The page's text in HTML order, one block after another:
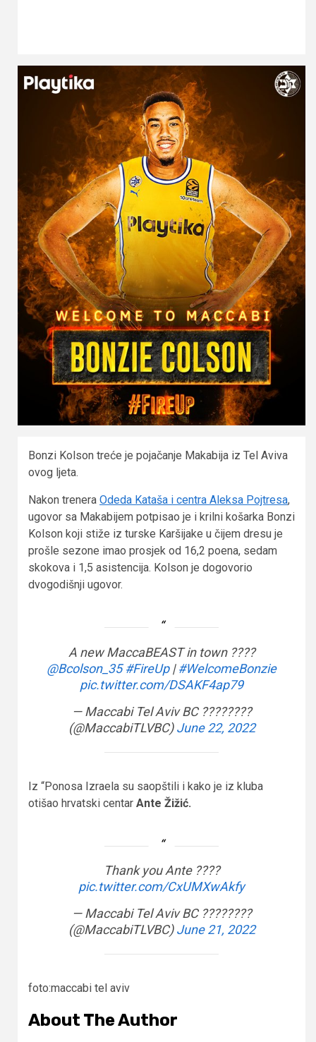
Bonzi Kolson treće je pojačanje Makabija iz Tel Aviva
ovog ljeta.
Nakon trenera Odeda Kataša i centra Aleksa Pojtresa,
ugovor sa Makabijem potpisao je i krilni košarka Bonzi
Kolson koji stiže iz turske Karšijake u čijem dresu je
prošle sezone imao prosjek od 16,2 poena, sedam
skokova i 1,5 asistencija. Kolson je dogovorio
dvogodišnji ugovor.
A new MaccaBEAST in town ????
@Bcolson_35 #FireUp|#WelcomeBonzie
pic.twitter.com/DSAKF4ap79
— Maccabi Tel Aviv BC ????????​
(@MaccabiTLVBC)June 22, 2022
Iz “Ponosa Izraela su saopštili i kako je iz kluba
otišao hrvatski centar Ante Žižić.
Thank you Ante ????
pic.twitter.com/CxUMXwAkfy
— Maccabi Tel Aviv BC ????????​
(@MaccabiTLVBC)June 21, 2022
foto:maccabi tel aviv
About The Author